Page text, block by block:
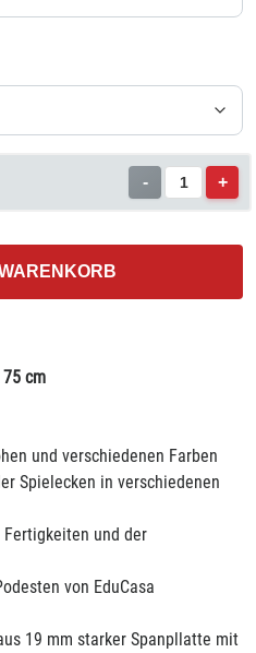
- +
cm
und verschiedenen Farben
Spielecken in verschiedenen
Fertigkeiten und der
von EduCasa
19 mm starker Spanpllatte mit